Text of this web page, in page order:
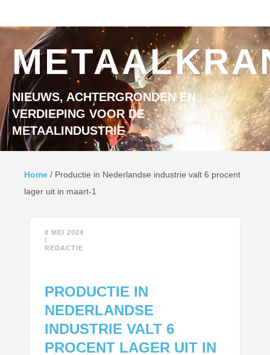
NIEUWS, ACHTERGRONDEN EN
VERDIEPING VOOR DE
METAALINDUSTRIE
Home / Productie in Nederlandse industrie valt 6 procent
lager uit in maart-1
8 MEI 2024
/
REDACTIE
PRODUCTIE IN
NEDERLANDSE
INDUSTRIE VALT 6
PROCENT LAGER UIT IN